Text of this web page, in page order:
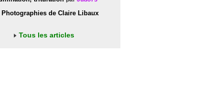
Photographies de Claire Libaux
Tous les articles